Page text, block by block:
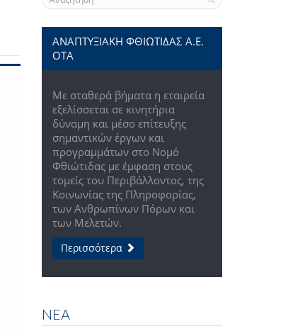
ΑΝΑΠΤΥΞΙΑΚΗ ΦΘΙΩΤΙΔΑΣ Α.Ε.
ΟΤΑ
Με σταθερά βήματα η εταιρεία
εξελίσσεται σε κινητήρια
δύναμη και μέσο επίτευξης
σημαντικών έργων και
προγραμμάτων στο Νομό
Φθιώτιδας με έμφαση στους
τομείς του Περιβάλλοντος, της
Κοινωνίας της Πληροφορίας,
των Ανθρωπίνων Πόρων και
των Μελετών.
Περισσότερα
ΝΕΑ